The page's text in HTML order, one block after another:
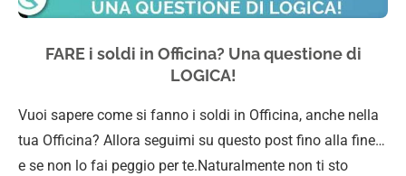
FARE i soldi in Officina? Una questione di
LOGICA!
Vuoi sapere come si fanno i soldi in Officina, anche nella
tua Officina? Allora seguimi su questo post fino alla fine…
e se non lo fai peggio per te.Naturalmente non ti sto